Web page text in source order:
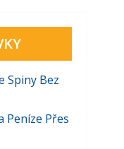
Spiny Bez
Peníze Přes